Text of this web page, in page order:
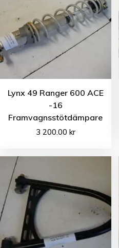
Lynx 49 Ranger 600 ACE
-16
Framvagnsstötdämpare
3 200.00 kr